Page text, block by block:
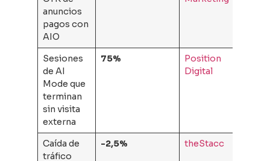
anuncios
pagos con
AIO
Sesiones
de AI
Mode que
terminan
sin visita
externa
75%
Position
Digital
Caída de
tráfico
-2,5% theStacc